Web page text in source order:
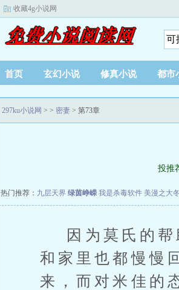
收藏4g小说网
首页 玄幻小说 修真小说 都市
297ku小说网 > > 密妻 > 第73章
投推
热门推荐： 九层天界 绿茵峥嵘 我是杀毒软件 美漫之大
因为莫氏的帮
和家里也都慢慢
来，而对米佳的